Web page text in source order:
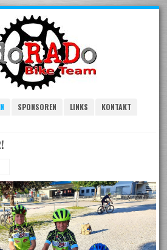
SPONSOREN LINKS
KONTAKT